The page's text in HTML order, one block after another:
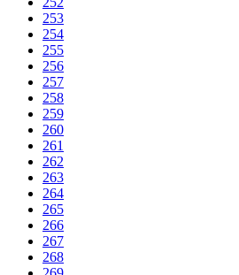
253
254
255
256
257
258
259
260
261
262
263
264
265
266
267
268